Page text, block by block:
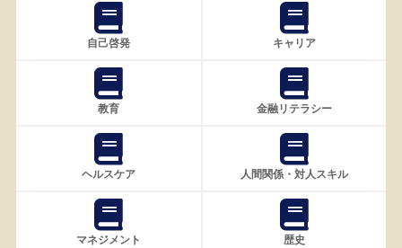
自己啓発 キャリア
教育 金融リテラシー
ヘルスケア 人間関係・対人スキル
マネジメント 歴史